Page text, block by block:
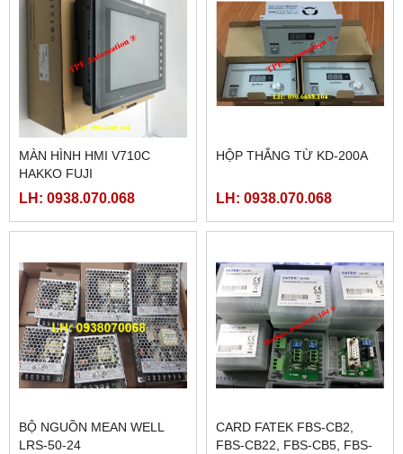
MÀN HÌNH HMI V710C
HAKKO FUJI
LH: 0938.070.068
HỘP THẮNG TỪ KD-200A
LH: 0938.070.068
BỘ NGUỒN MEAN WELL
LRS-50-24
CARD FATEK FBS-CB2,
FBS-CB22, FBS-CB5, FBS-